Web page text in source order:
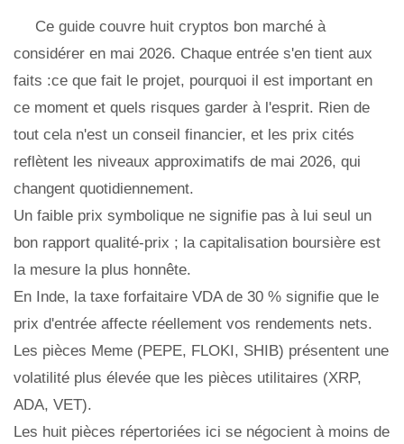
Ce guide couvre huit cryptos bon marché à
considérer en mai 2026. Chaque entrée s'en tient aux
faits :ce que fait le projet, pourquoi il est important en
ce moment et quels risques garder à l'esprit. Rien de
tout cela n'est un conseil financier, et les prix cités
reflètent les niveaux approximatifs de mai 2026, qui
changent quotidiennement.
Un faible prix symbolique ne signifie pas à lui seul un
bon rapport qualité-prix ; la capitalisation boursière est
la mesure la plus honnête.
En Inde, la taxe forfaitaire VDA de 30 % signifie que le
prix d'entrée affecte réellement vos rendements nets.
Les pièces Meme (PEPE, FLOKI, SHIB) présentent une
volatilité plus élevée que les pièces utilitaires (XRP,
ADA, VET).
Les huit pièces répertoriées ici se négocient à moins de